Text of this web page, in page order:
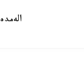
الەمدە